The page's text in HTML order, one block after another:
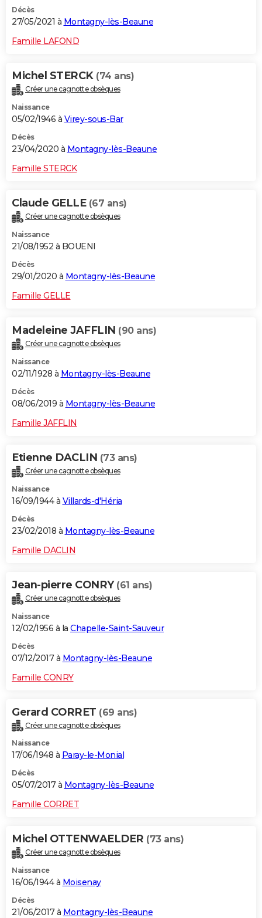
Décès
27/05/2021 à Montagny-lès-Beaune
Famille LAFOND
Michel STERCK (74 ans)
Créer une cagnotte obsèques
Naissance
05/02/1946 à Virey-sous-Bar
Décès
23/04/2020 à Montagny-lès-Beaune
Famille STERCK
Claude GELLE (67 ans)
Créer une cagnotte obsèques
Naissance
21/08/1952 à BOUENI
Décès
29/01/2020 à Montagny-lès-Beaune
Famille GELLE
Madeleine JAFFLIN (90 ans)
Créer une cagnotte obsèques
Naissance
02/11/1928 à Montagny-lès-Beaune
Décès
08/06/2019 à Montagny-lès-Beaune
Famille JAFFLIN
Etienne DACLIN (73 ans)
Créer une cagnotte obsèques
Naissance
16/09/1944 à Villards-d'Héria
Décès
23/02/2018 à Montagny-lès-Beaune
Famille DACLIN
Jean-pierre CONRY (61 ans)
Créer une cagnotte obsèques
Naissance
12/02/1956 à la Chapelle-Saint-Sauveur
Décès
07/12/2017 à Montagny-lès-Beaune
Famille CONRY
Gerard CORRET (69 ans)
Créer une cagnotte obsèques
Naissance
17/06/1948 à Paray-le-Monial
Décès
05/07/2017 à Montagny-lès-Beaune
Famille CORRET
Michel OTTENWAELDER (73 ans)
Créer une cagnotte obsèques
Naissance
16/06/1944 à Moisenay
Décès
21/06/2017 à Montagny-lès-Beaune